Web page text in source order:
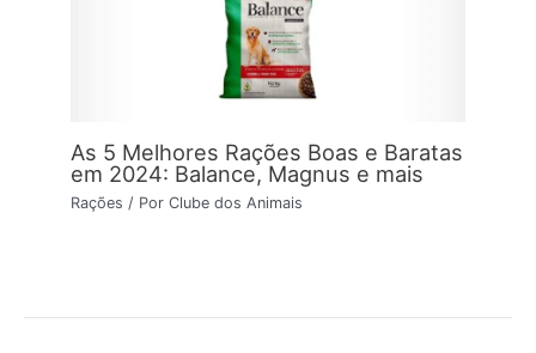
As 5 Melhores Rações Boas e Baratas
em 2024: Balance, Magnus e mais
Rações / Por Clube dos Animais